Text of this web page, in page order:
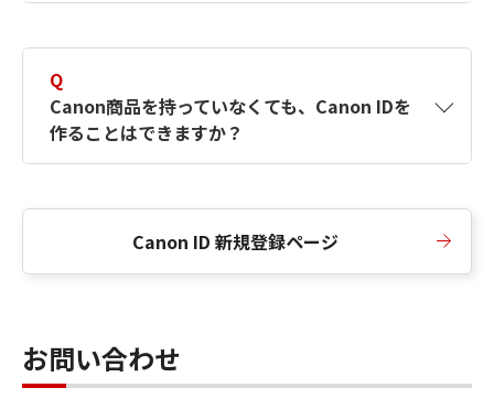
Q
Canon商品を持っていなくても、Canon IDを
作ることはできますか？
Canon ID 新規登録ページ
お問い合わせ